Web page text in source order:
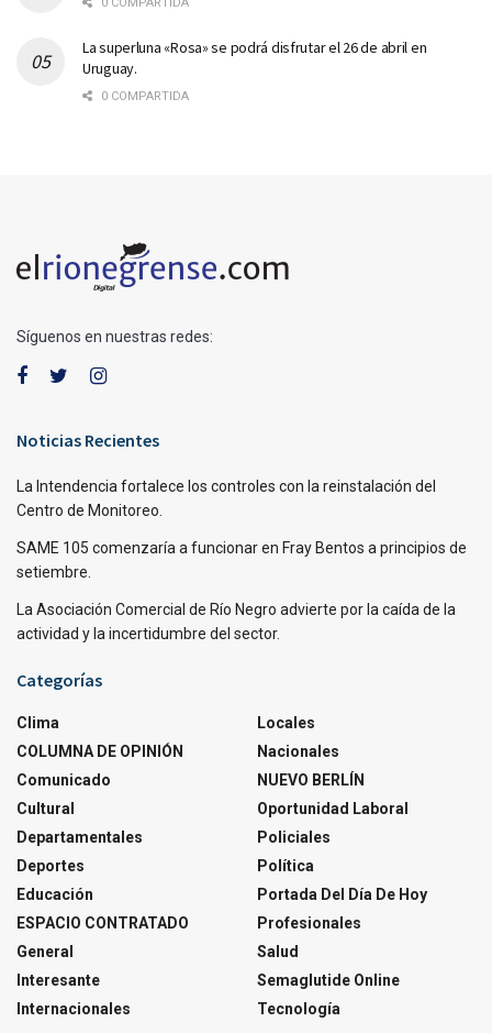
La superluna «Rosa» se podrá disfrutar el 26 de abril en
Uruguay.
0 COMPARTIDA
Síguenos en nuestras redes:
Noticias Recientes
La Intendencia fortalece los controles con la reinstalación del
Centro de Monitoreo.
SAME 105 comenzaría a funcionar en Fray Bentos a principios de
setiembre.
La Asociación Comercial de Río Negro advierte por la caída de la
actividad y la incertidumbre del sector.
Categorías
Clima
COLUMNA DE OPINIÓN
Comunicado
Cultural
Departamentales
Deportes
Educación
ESPACIO CONTRATADO
General
Interesante
Internacionales
Locales
Nacionales
NUEVO BERLÍN
Oportunidad Laboral
Policiales
Política
Portada Del Día De Hoy
Profesionales
Salud
Semaglutide Online
Tecnología